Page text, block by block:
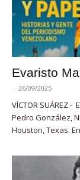
Evaristo
- 26/09/2025
VÍCTOR SUÁREZ
Pedro González,
Houston, Texas.